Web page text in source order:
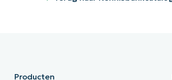
Producten